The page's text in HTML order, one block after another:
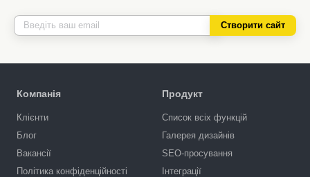
Створити сайт
Компанія
Клієнти
Блог
Вакансії
Політика конфіденційності
Продукт
Список всіх функцій
Галерея дизайнів
SEO-просування
Інтеграції